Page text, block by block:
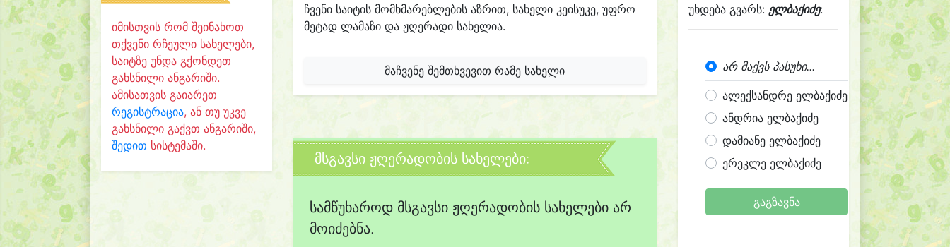
იმისთვის რომ შეინახოთ
თქვენი რჩეული სახელები,
საიტზე უნდა გქონდეთ
გახსნილი ანგარიში.
ამისათვის გაიარეთ
რეგისტრაცია, ან თუ უკვე
გახსნილი გაქვთ ანგარიში,
შედით სისტემაში.
ჩვენი საიტის მომხმარებლების აზრით, სახელი კეისუკე, უფრო
მეტად ლამაზი და ჟღერადი სახელია.
მაჩვენე შემთხვევით რამე სახელი
მსგავსი ჟღერადობის სახელები:
სამწუხაროდ მსგავსი ჟღერადობის სახელები არ
მოიძებნა.
უხდება გვარს: ელბაქიძე:
არ მაქვს პასუხი...
ალექსანდრე ელბაქიძე
ანდრია ელბაქიძე
დამიანე ელბაქიძე
ერეკლე ელბაქიძე
გაგზავნა